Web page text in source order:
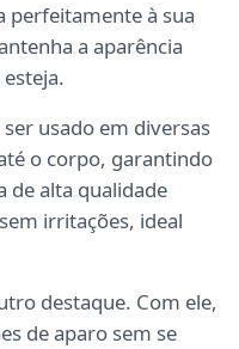
perfeitamente à sua
a aparência
usado em diversas
o corpo, garantindo
de alta qualidade
irritações, ideal
destaque. Com ele,
de aparo sem se